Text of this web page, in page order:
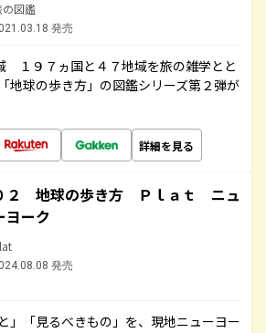
の図鑑
発売
１９７ヵ国と４７地域を旅の雑学とと
地球の歩き方」の図鑑シリーズ第２弾が
詳細を見る
２ 地球の歩き方 Ｐｌａｔ ニュ
ヨーク
発売
」「見るべきもの」を、現地ニューヨー